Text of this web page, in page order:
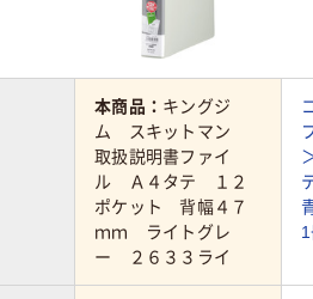
本商品： キングジ
ム スキットマン
取扱説明書ファイ
ル Ａ４タテ １２
ポケット 背幅４７
ｍｍ ライトグレ
ー ２６３３ライ